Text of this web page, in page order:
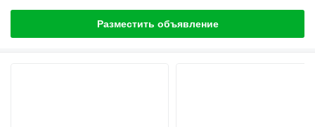
Разместить объявление